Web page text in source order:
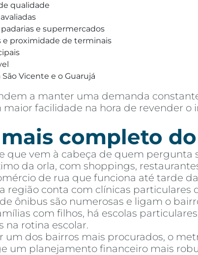
qualidade
e supermercados
e proximidade de terminais
Vicente e o Guarujá
a manter uma demanda
facilidade na hora de revender o
completo
que vem à cabeça de quem pergunta
da orla, com shoppings,
de rua que funciona até tarde
região conta com clínicas particulares
ônibus são numerosas e ligam o
com filhos, há escolas
na rotina escolar.
um dos bairros mais procurados, o
um planejamento financeiro mais